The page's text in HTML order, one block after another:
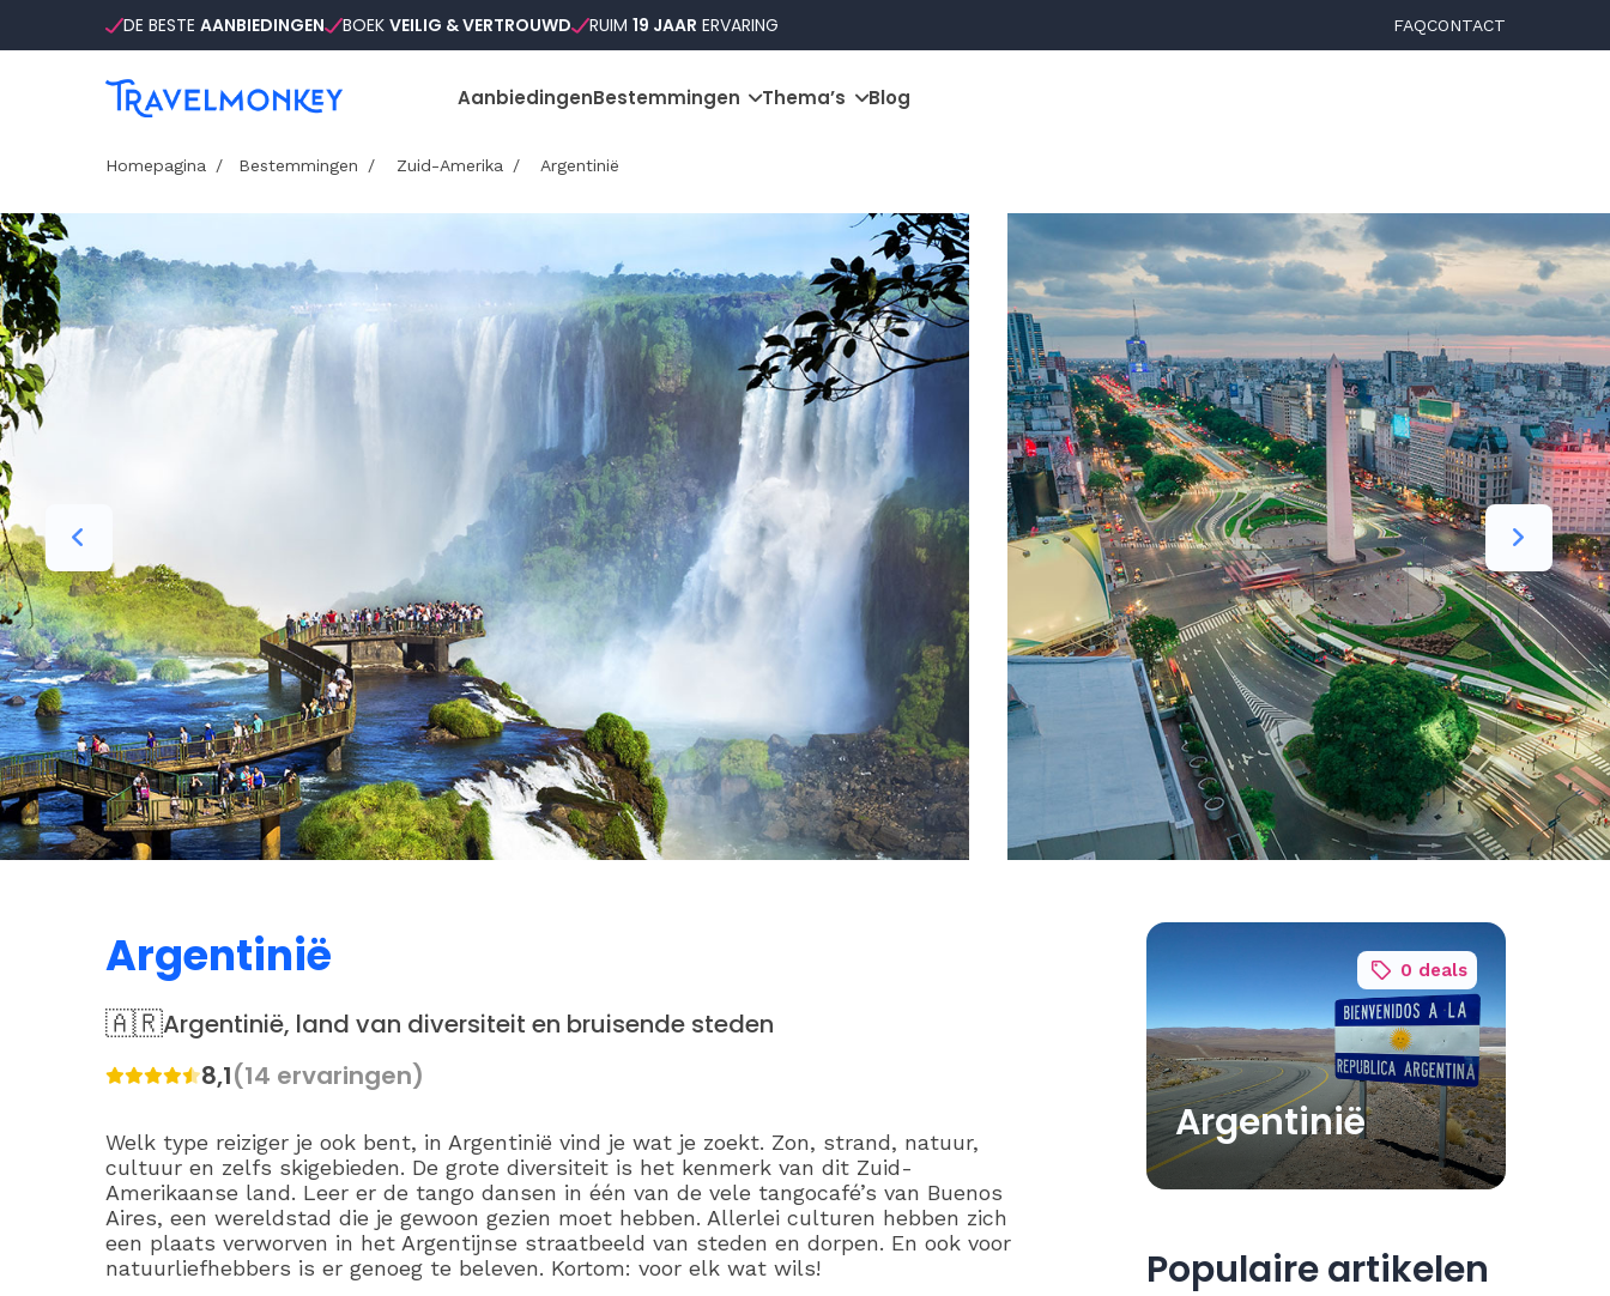
DE BESTE AANBIEDINGEN BOEK VEILIG & VERTROUWD RUIM 19 JAAR ERVARING FAQCONTACT
AanbiedingenBestemmingen Thema’s Blog
Homepagina Bestemmingen Zuid-Amerika Argentinië
Argentinië
🇦🇷Argentinië, land van diversiteit en bruisende steden
8,1(14 ervaringen)
Welk type reiziger je ook bent, in Argentinië vind je wat je zoekt. Zon, strand, natuur,
cultuur en zelfs skigebieden. De grote diversiteit is het kenmerk van dit Zuid-
Amerikaanse land. Leer er de tango dansen in één van de vele tangocafé’s van Buenos
Aires, een wereldstad die je gewoon gezien moet hebben. Allerlei culturen hebben zich
een plaats verworven in het Argentijnse straatbeeld van steden en dorpen. En ook voor
natuurliefhebbers is er genoeg te beleven. Kortom: voor elk wat wils!
0 deals
Argentinië
Populaire artikelen